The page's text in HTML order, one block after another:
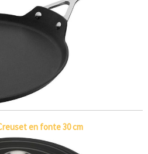
en fonte 30 cm